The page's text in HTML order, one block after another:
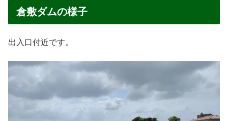
倉敷ダムの様子
出入口付近です。